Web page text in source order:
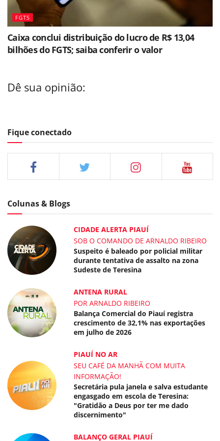
FGTS
Caixa conclui distribuição do lucro de R$ 13,04
bilhões do FGTS; saiba conferir o valor
Dê sua opinião:
Fique conectado
Colunas & Blogs
CIDADE ALERTA PIAUÍ
SOB O COMANDO DE ARNALDO RIBEIRO
Suspeito é baleado por policial militar
durante tentativa de assalto na zona
Sudeste de Teresina
ANTENA RURAL
POR ARNALDO RIBEIRO
Balança Comercial do Piauí registra
crescimento de 32,1% nas exportações
em julho de 2026
PIAUÍ NO AR
SEU CAFÉ DA MANHÃ COM MUITA
INFORMAÇÃO!
Secretária pula janela e salva estudante
engasgado em escola de Teresina:
"Gratidão a Deus por ter me dado
discernimento"
BALANÇO GERAL PIAUÍ